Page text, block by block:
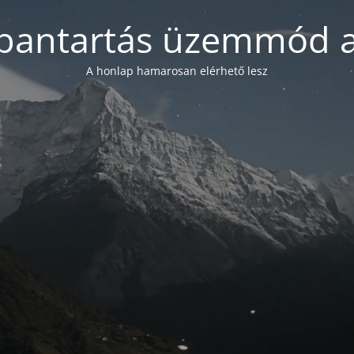
üzemmód
A honlap hamarosan elérhető lesz